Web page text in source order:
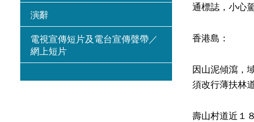
演辭
電視宣傳短片及電台宣傳聲帶／
網上短片
通標誌，小心
香港島：
因山泥傾瀉，
須改行薄扶林
壽山村道近１